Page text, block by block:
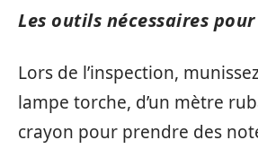
Les outils nécessaires
Lors de l’inspection,
lampe torche, d’un mètre
crayon pour prendre des